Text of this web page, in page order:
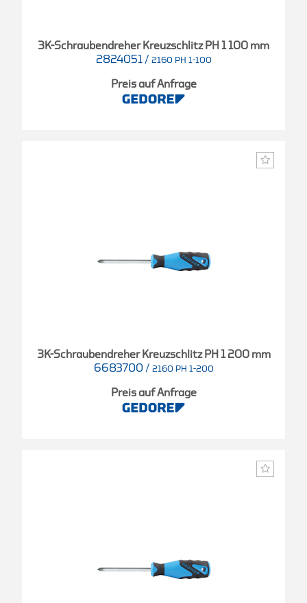
3K-Schraubendreher Kreuzschlitz PH 1 100 mm
2824051 / 2160 PH 1-100
Preis auf Anfrage
3K-Schraubendreher Kreuzschlitz PH 1 200 mm
6683700 / 2160 PH 1-200
Preis auf Anfrage